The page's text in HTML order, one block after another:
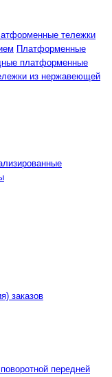
тележки
Платформенные
платформенные
из нержавеющей
заказов
передней